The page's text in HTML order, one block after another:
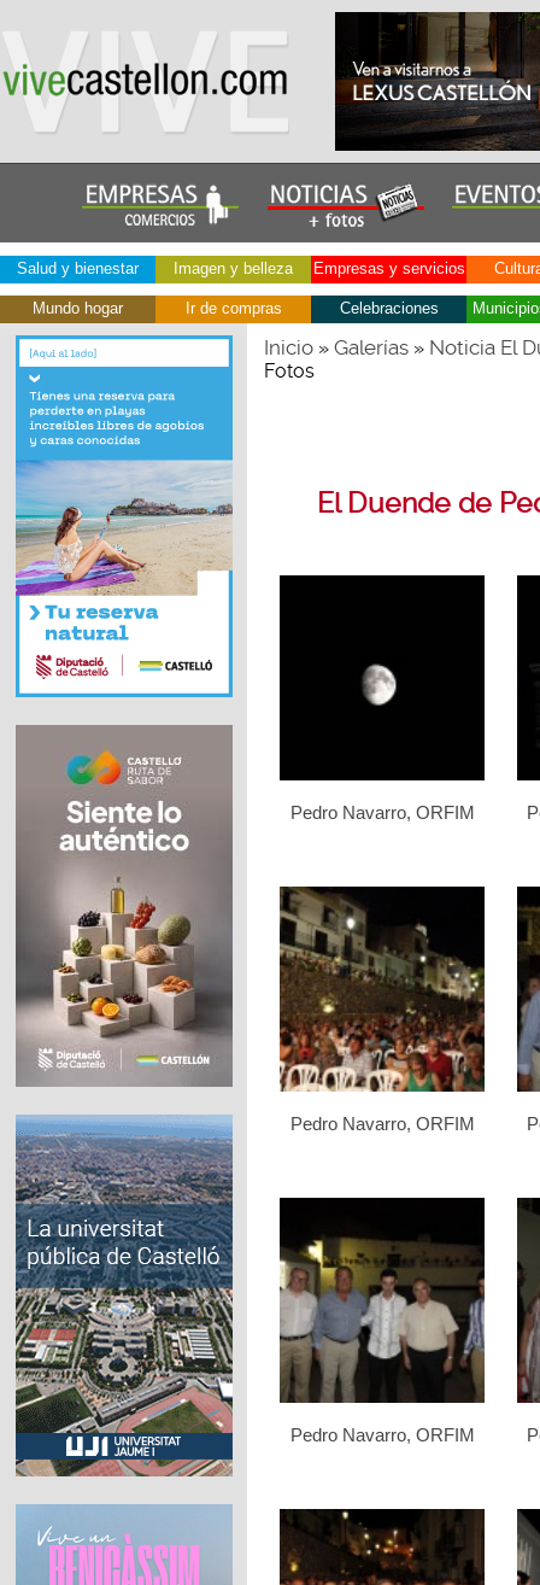
Salud y bienestar Imagen y belleza Empresas y servicios
Mundo hogar Ir de compras Celebraciones
Inicio» Galerías» Noticia El
Fotos
El Duende de
Pedro Navarro, ORFIM
Pedro Navarro, ORFIM
Pedro Navarro, ORFIM